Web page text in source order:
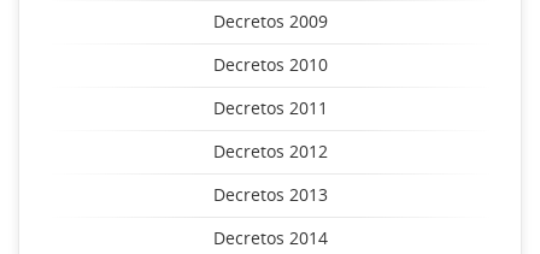
Decretos 2009
Decretos 2010
Decretos 2011
Decretos 2012
Decretos 2013
Decretos 2014